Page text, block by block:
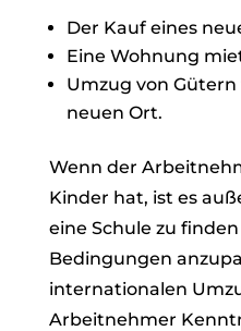
Der Kauf eines
Eine Wohnung
Umzug von
neuen Ort.
Wenn der
Kinder hat, ist es
eine Schule zu
Bedingungen
internationalen
Arbeitnehmer